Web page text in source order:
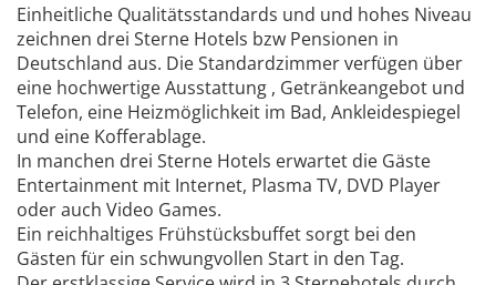
Einheitliche Qualitätsstandards und und hohes Niveau
zeichnen drei Sterne Hotels bzw Pensionen in
Deutschland aus. Die Standardzimmer verfügen über
eine hochwertige Ausstattung , Getränkeangebot und
Telefon, eine Heizmöglichkeit im Bad, Ankleidespiegel
und eine Kofferablage.
In manchen drei Sterne Hotels erwartet die Gäste
Entertainment mit Internet, Plasma TV, DVD Player
oder auch Video Games.
Ein reichhaltiges Frühstücksbuffet sorgt bei den
Gästen für ein schwungvollen Start in den Tag.